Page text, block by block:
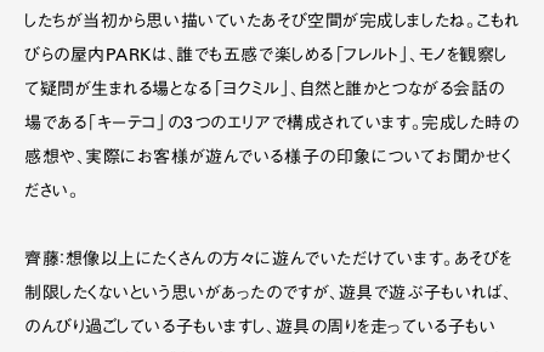
したちが当初から思い描いていたあそび空間が完成しましたね。こもれ
びらの屋内PARKは、誰でも五感で楽しめる「フレルト」、モノを観察し
て疑問が生まれる場となる「ヨクミル」、自然と誰かとつながる会話の
場である「キーテコ」の3つのエリアで構成されています。完成した時の
感想や、実際にお客様が遊んでいる様子の印象についてお聞かせく
ださい。
齊藤：想像以上にたくさんの方々に遊んでいただけています。あそびを
制限したくないという思いがあったのですが、遊具で遊ぶ子もいれば、
のんびり過ごしている子もいますし、遊具の周りを走っている子もい